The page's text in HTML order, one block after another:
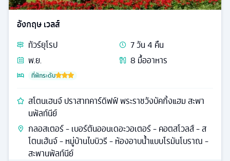
อังกฤษ เวลส์
ทัวร์ยุโรป 7วัน4 คืน
พ.ย.
8 มื้ออาหาร
ที่พักระดับ
สโตนเฮนจ์ ปราสาทคาร์ดิฟฟ์ พระราชวังบัคกิ้งแฮม สะพา
นพัลท์นีย์
กลอสเตอร์ - เบอร์ตันออนเดอะวอเตอร์ - คอตสโวลส์ - ส
โตนเฮ้นจ์ - หมู่บ้านไบบิวรี - ห้องอาบน้ำแบบโรมันโบราณ -
สะพานพัลท์นีย์